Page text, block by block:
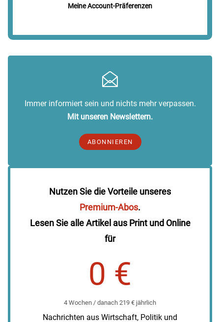
Meine Account-Präferenzen
Immer informiert sein und nichts mehr verpassen.
Mit unseren Newslettern.
ABONNIEREN
Nutzen Sie die Vorteile unseres
Premium-Abos.
Lesen Sie alle Artikel aus Print und Online
für
0 €
4 Wochen / danach 219 € jährlich
Nachrichten aus Wirtschaft, Politik und